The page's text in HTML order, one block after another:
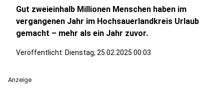
Gut zweieinhalb Millionen Menschen haben im
vergangenen Jahr im Hochsauerlandkreis Urlaub
gemacht – mehr als ein Jahr zuvor.
Veröffentlicht: Dienstag, 25.02.2025 00:03
Anzeige